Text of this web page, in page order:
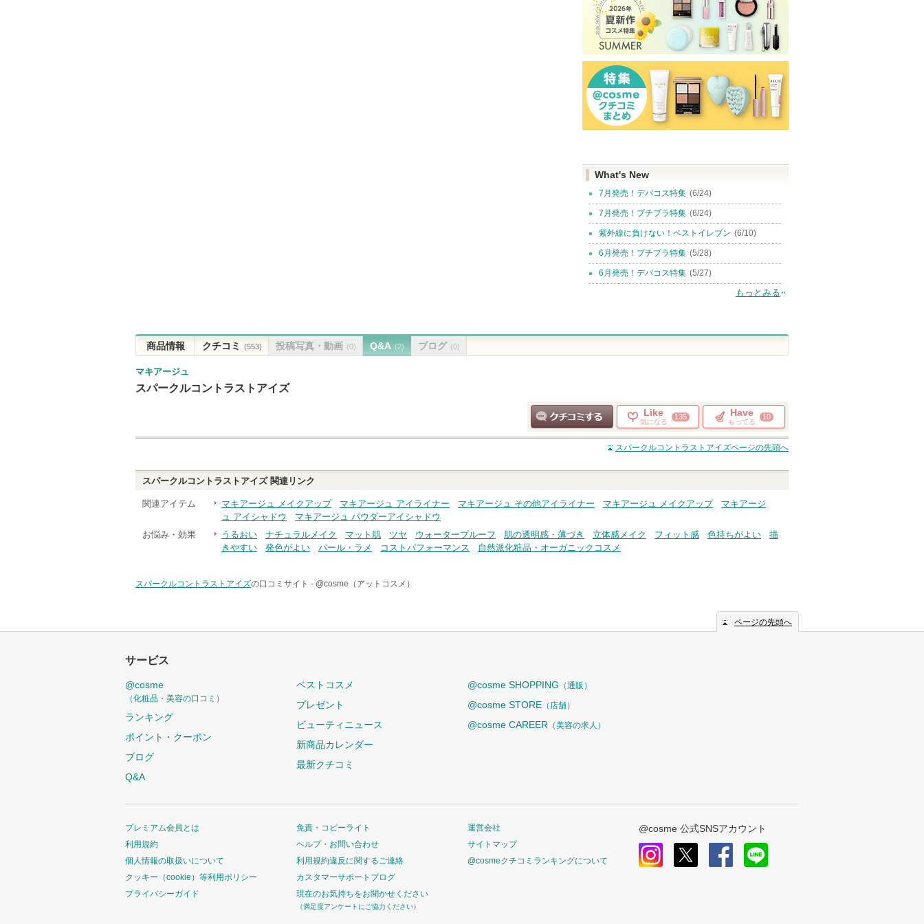
What's New
7月発売！デパコス特集 (6/24)
7月発売！プチプラ特集 (6/24)
紫外線に負けない！ベストイレブン (6/10)
6月発売！プチプラ特集 (5/28)
6月発売！デパコス特集 (5/27)
もっとみる
商品情報 クチコミ (553) 投稿写真・動画 (0) Q&A (2) ブログ (0)
マキアージュ
スパークルコントラストアイズ
クチコミする
Like
気になる
135 Have
もってる
10
スパークルコントラストアイズページの先頭へ
スパークルコントラストアイズ関連リンク
関連アイテム マキアージュ メイクアップ マキアージュ アイライナー マキアージュ その他アイライナー マキアージュ メイクアップ
マキアージ
ュ アイシャドウ
マキアージュ パウダーアイシャドウ
お悩み・効果
うるおい ナチュラルメイク マット肌 ツヤ ウォータープルーフ 肌の透明感・薄づき 立体感メイク フィット感 色持ちがよい
描
きやすい
発色がよい パール・ラメ コストパフォーマンス 自然派化粧品・オーガニックコスメ
スパークルコントラストアイズの口コミサイト - @cosme（アットコスメ）
ページの先頭へ
サービス
@cosme
（化粧品・美容の口コミ）
ランキング
ポイント・クーポン
ブログ
Q&A
ベストコスメ
プレゼント
ビューティニュース
新商品カレンダー
最新クチコミ
@cosme SHOPPING （通販）
@cosme STORE （店舗）
@cosme CAREER （美容の求人）
プレミアム会員とは
利用規約
個人情報の取扱いについて
クッキー（cookie）等利用ポリシー
プライバシーガイド
免責・コピーライト
ヘルプ・お問い合わせ
利用規約違反に関するご連絡
カスタマーサポートブログ
現在のお気持ちをお聞かせください
（満足度アンケートにご協力ください）
運営会社
サイトマップ
@cosmeクチコミランキングについて
@cosme 公式SNSアカウント